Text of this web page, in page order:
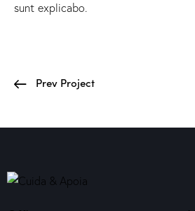
sunt explicabo.
Prev Project